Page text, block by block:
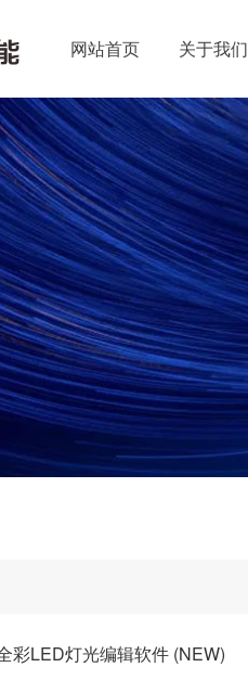
网站首页 关于我们
彩LED灯光编辑软件 (NEW)